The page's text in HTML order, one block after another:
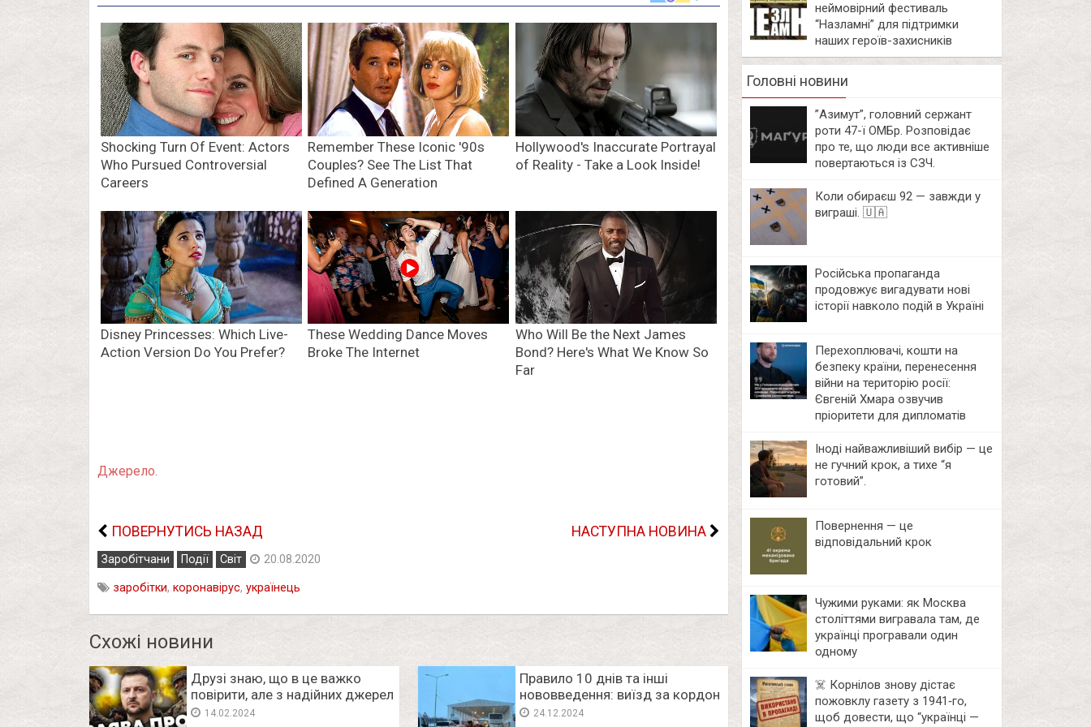
Джерело.
ПОВЕРНУТИСЬ НАЗАД НАСТУПНА НОВИНА
Заробітчани Події Світ 20.08.2020
заробітки, коронавірус, українець
Схожі новини
Друзі знаю, що в це важко
повірити, але з надійних джерел
мені передали. Kíнeць вíйни
14.02.2024
Пpавило 10 днiв та інші
новoвведення: виїзд за коpдон
для укpаїнців змiнять
24.12.2024
неймовірний фестиваль
“Назламні” для підтримки
наших героїв-захисників
Головні новини
⁨”Азимут”, головний сержант
роти 47-ї ОМБр. Розповідає
про те, що люди все активніше
повертаються із СЗЧ.
Коли обираєш 92 — завжди у
виграші. 🇺🇦
Російська пропаганда
продовжує вигадувати нові
історії навколо подій в Україні
Перехоплювачі, кошти на
безпеку країни, перенесення
війни на територію росії:
Євгеній Хмара озвучив
пріоритети для дипломатів
Іноді найважливіший вибір — це
не гучний крок, а тихе “я
готовий”.
Повернення — це
відповідальний крок
Чужими руками: як Москва
століттями вигравала там, де
українці програвали один
одному
☠️ Корнілов знову дістає
пожовклу газету з 1941‑го,
щоб довести, що “українці —